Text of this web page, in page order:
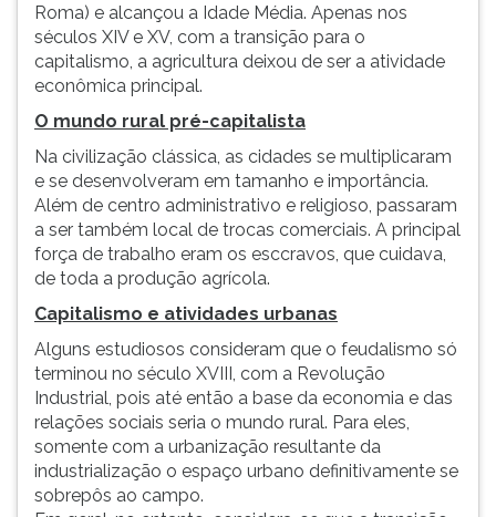
Roma) e alcançou a Idade Média. Apenas nos
séculos XIV e XV, com a transição para o
capitalismo, a agricultura deixou de ser a atividade
econômica principal.
O mundo rural pré-capitalista
Na civilização clássica, as cidades se multiplicaram
e se desenvolveram em tamanho e importância.
Além de centro administrativo e religioso, passaram
a ser também local de trocas comerciais. A principal
força de trabalho eram os esccravos, que cuidava,
de toda a produção agrícola.
Capitalismo e atividades urbanas
Alguns estudiosos consideram que o feudalismo só
terminou no século XVIII, com a Revolução
Industrial, pois até então a base da economia e das
relações sociais seria o mundo rural. Para eles,
somente com a urbanização resultante da
industrialização o espaço urbano definitivamente se
sobrepôs ao campo.